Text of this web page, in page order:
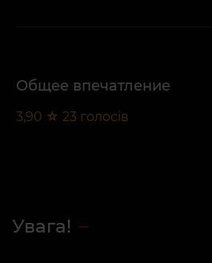
Общее впечатление
3,90 ☆ 23 голосів
Увага!